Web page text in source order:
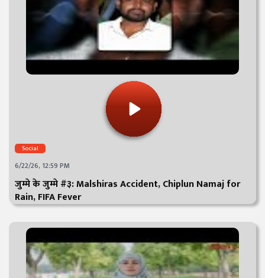
Social
6/22/26, 12:59 PM
जुम्मे के जुम्मे #३: Malshiras Accident, Chiplun Namaj for
Rain, FIFA Fever